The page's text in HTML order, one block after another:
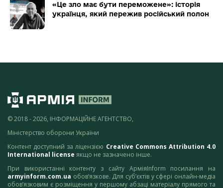
«Це зло має бути переможене»: історія
українця, який пережив російський полон
© 2018 - 2026, ІНФОРМАЦІЙНЕ АГЕНТСТВО,
Міністерство оборони України
Контент доступний за ліцензією Creative Commons Attribution 4.0
International license якщо не зазначено інше.
При використанні контенту з сайту АрміяInform посилання на
armyinform.com.ua обов’язкове. Для суб’єктів у сфері онлайн-медіа
обов’язковим є розміщення у першому абзаці матеріалу прямого та